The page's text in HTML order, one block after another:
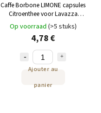
Caffe Borbone LIMONE capsules
Citroenthee voor Lavazza
Espresso Point 25 st
Op voorraad (>5 stuks)
4,78 €
Ajouter au
panier